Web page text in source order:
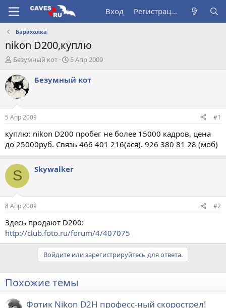
Вход Регистрация
Барахолка
nikon D200,куплю
А
т
о
р
т
м
ы
Безумный кот
Д
т
а
л
5 Апр 2009
Безумный кот
5 Апр 2009 #1
куплю: nikon D200 пробег не более 15000 кадров, цена
до 25000руб. Связь 466 401 216(ася). 926 380 81 28 (моб)
S Skywalker
8 Апр 2009 #2
Здесь продают D200:
http://club.foto.ru/forum/4/407075
Войдите или зарегистрируйтесь для ответа.
Похожие темы
Фотик Nikon D2H професс-ный скорострел!